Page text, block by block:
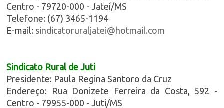
Centro - 79720-000 - Jateí/MS
Telefone: (67) 3465-1194
E-mail: sindicatoruraljatei@hotmail.com
Sindicato Rural de Juti
Presidente: Paula Regina Santoro da Cruz
Endereço: Rua Donizete Ferreira da Costa, 592 -
Centro - 79955-000 - Juti/MS